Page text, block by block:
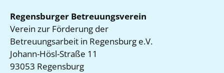
Regensburger Betreuungsverein
Verein zur Förderung der
Betreuungsarbeit in Regensburg e.V.
Johann-Hösl-Straße 11
93053 Regensburg